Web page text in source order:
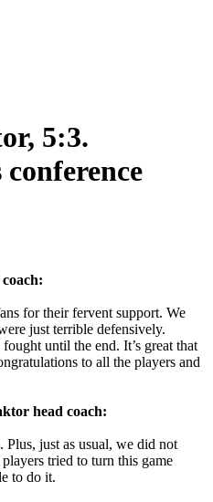
5:3.
conference
for their fervent support. We
just terrible defensively.
until the end. It’s great that
to all the players and
head coach:
just as usual, we did not
tried to turn this game
to do it.